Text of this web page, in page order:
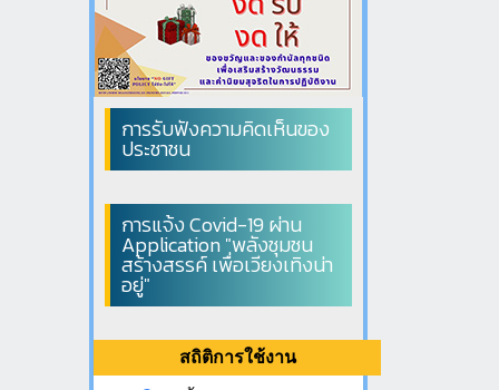
การรับฟังความคิดเห็นของ
ประชาชน
การแจ้ง Covid-19 ผ่าน
Application "พลังชุมชน
สร้างสรรค์ เพื่อเวียงเทิงน่า
อยู่"
สถิติการใช้งาน